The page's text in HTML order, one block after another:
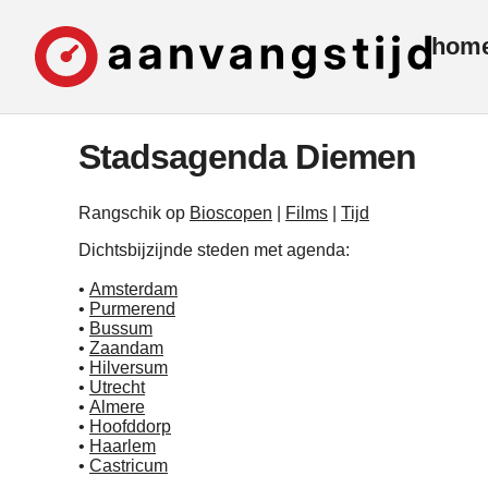
Stadsagenda Diemen
Rangschik op Bioscopen Films
Tijd
Dichtsbijzijnde steden met agenda:
• Amsterdam
• Purmerend
• Bussum
• Zaandam
• Hilversum
• Utrecht
• Almere
• Hoofddorp
• Haarlem
• Castricum